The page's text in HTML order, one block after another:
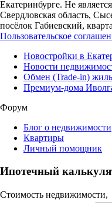
Екатеринбурге. Не
Свердловская область,
посёлок Габиевский,
Пользовательское
Новостройки в
Новости
Обмен (Trade-in)
Премиум-дома
Форум
Блог о недвижимости
Квартиры
Личный помощник
Ипотечный
Стоимость недвижимости,